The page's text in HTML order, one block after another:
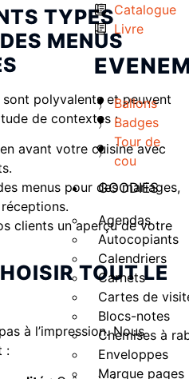
Catalogue
Livre
Ballons
Badges
Tour de
cou
GOODIES
Agendas
Autocopiants
Calendriers
Carnets
Cartes de
Blocs-notes
Chemises à
Enveloppes
Marque pages
TYPES
MENUS
sont polyvalents et peuvent
de contextes :
avant votre cuisine avec
menus pour des mariages,
clients un aperçu de votre
TOUT LE
à l’impression. Nous
: